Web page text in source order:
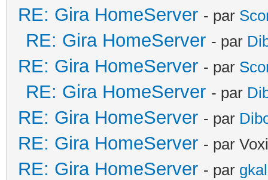
RE: Gira HomeServer - par
RE: Gira HomeServer - par
RE: Gira HomeServer - par
RE: Gira HomeServer - par
RE: Gira HomeServer - par
RE: Gira HomeServer - par
RE: Gira HomeServer - par